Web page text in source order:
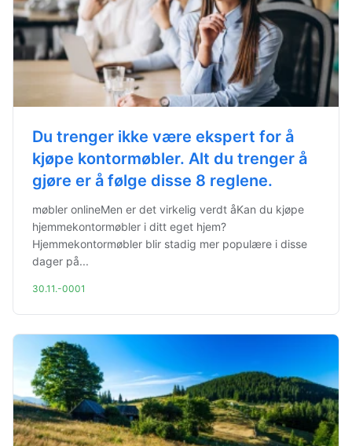
Du trenger ikke være ekspert for å
kjøpe kontormøbler. Alt du trenger å
gjøre er å følge disse 8 reglene.
møbler onlineMen er det virkelig verdt åKan du kjøpe
hjemmekontormøbler i ditt eget hjem?
Hjemmekontormøbler blir stadig mer populære i disse
dager på...
30.11.-0001